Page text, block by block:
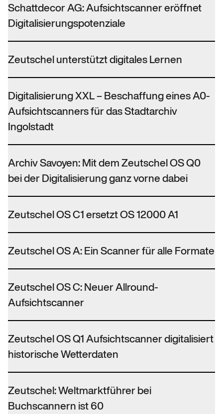
Schattdecor AG: Aufsichtscanner eröffnet
Digitalisierungspotenziale
Zeutschel unterstützt digitales Lernen
Digitalisierung XXL – Beschaffung eines A0-
Aufsichtscanners für das Stadtarchiv
Ingolstadt
Archiv Savoyen: Mit dem Zeutschel OS Q0
bei der Digitalisierung ganz vorne dabei
Zeutschel OS C1 ersetzt OS 12000 A1
Zeutschel OS A: Ein Scanner für alle Formate
Zeutschel OS C: Neuer Allround-
Aufsichtscanner
Zeutschel OS Q1 Aufsichtscanner digitalisiert
historische Wetterdaten
Zeutschel: Weltmarktführer bei
Buchscannern ist 60